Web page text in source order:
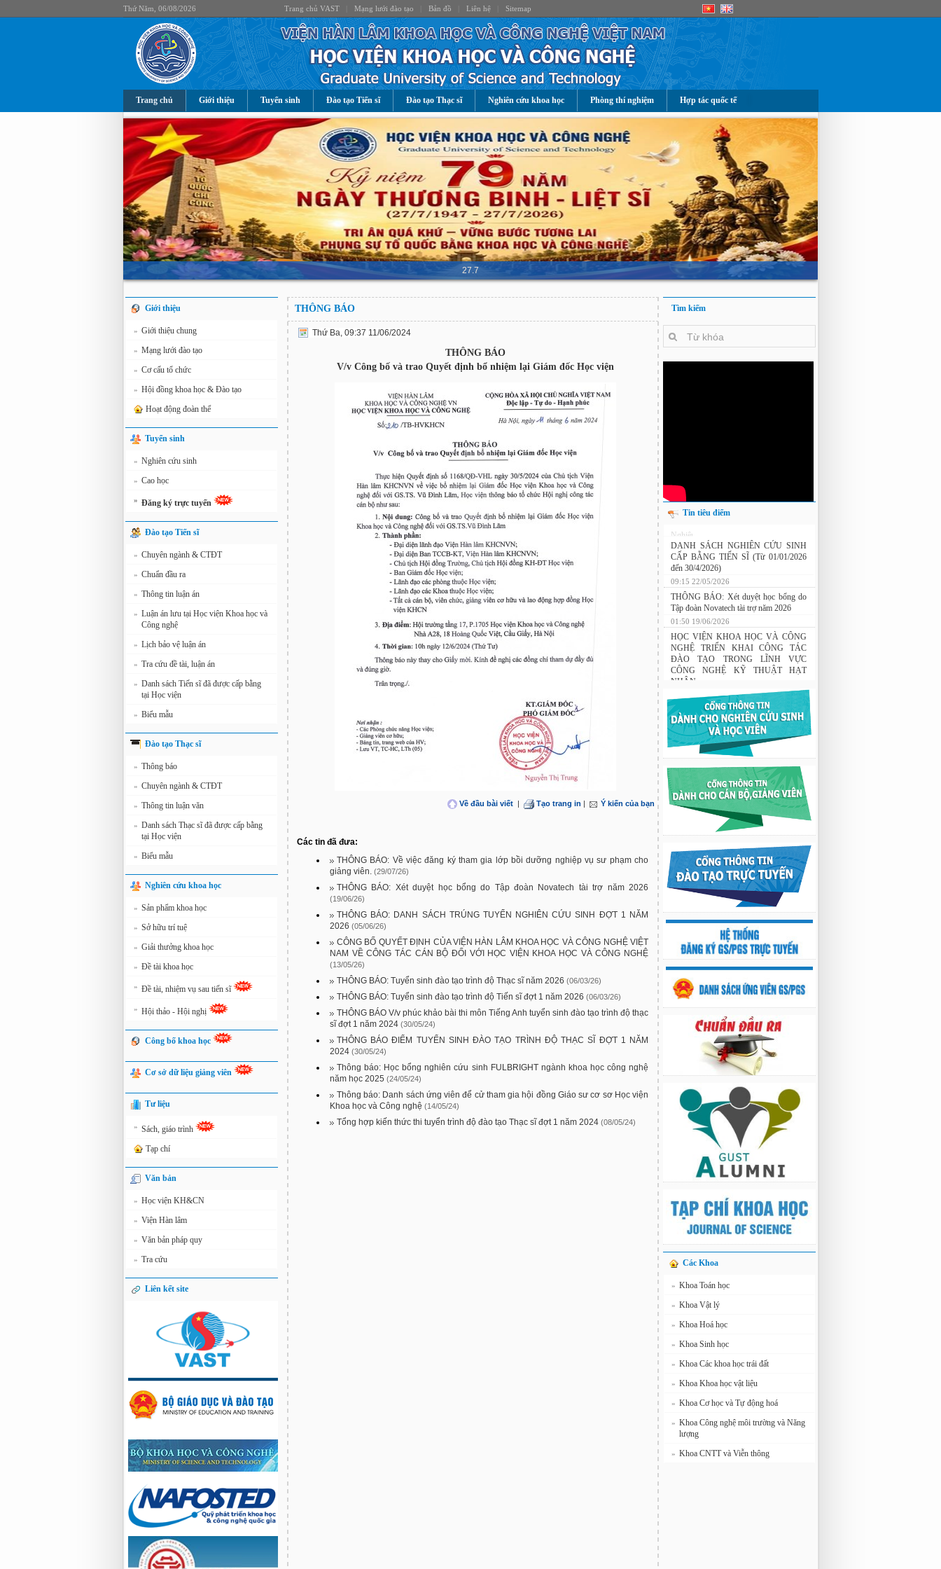
Thứ Năm, 06/08/2026 Trang chủ VAST| Mạng lưới đào tạo Bản đồ Liên hệ| Sitemap
Trang chủ Giới thiệu Tuyển sinh Đào tạo Tiến sĩ Đào tạo Thạc sĩ Nghiên cứu khoa học Phòng thí nghiệm Hợp tác quốc tế
27.7
Giới thiệu
» Giới thiệu chung
» Mạng lưới đào tạo
» Cơ cấu tổ chức
» Hội đồng khoa học & Đào tạo
Hoạt động đoàn thể
Tuyển sinh
» Nghiên cứu sinh
» Cao học
» Đăng ký trực tuyến
Đào tạo Tiến sĩ
» Chuyên ngành & CTĐT
» Chuẩn đầu ra
» Thông tin luận án
» Luận án lưu tại Học viện Khoa học và
Công nghệ
» Lịch bảo vệ luận án
» Tra cứu đề tài, luận án
» Danh sách Tiến sĩ đã được cấp bằng
tại Học viện
» Biểu mẫu
Đào tạo Thạc sĩ
» Thông báo
» Chuyên ngành & CTĐT
» Thông tin luận văn
» Danh sách Thạc sĩ đã được cấp bằng
tại Học viện
» Biểu mẫu
Nghiên cứu khoa học
» Sản phẩm khoa học
» Sở hữu trí tuệ
» Giải thưởng khoa học
» Đề tài khoa học
» Đề tài, nhiệm vụ sau tiến sĩ
» Hội thảo - Hội nghị
Công bố khoa học
Cơ sở dữ liệu giảng viên
Tư liệu
» Sách, giáo trình
Tạp chí
Văn bản
» Học viện KH&CN
» Viện Hàn lâm
» Văn bản pháp quy
» Tra cứu
Liên kết site
THÔNG BÁO
Thứ Ba, 09:37 11/06/2024
THÔNG BÁO
V/v Công bố và trao Quyết định bổ nhiệm lại Giám đốc Học viện
Về đầu bài viết | Tạo trang in | Ý kiến của bạn
Các tin đã đưa:
THÔNG BÁO: Về việc đăng ký tham gia lớp bồi dưỡng nghiệp vụ sư phạm cho
giảng viên. (29/07/26)
THÔNG BÁO: Xét duyệt học bổng do Tập đoàn Novatech tài trợ năm 2026
(19/06/26)
THÔNG BÁO: DANH SÁCH TRÚNG TUYỂN NGHIÊN CỨU SINH ĐỢT 1 NĂM
2026 (05/06/26)
CÔNG BỐ QUYẾT ĐỊNH CỦA VIỆN HÀN LÂM KHOA HỌC VÀ CÔNG NGHỆ VIỆT
NAM VỀ CÔNG TÁC CÁN BỘ ĐỐI VỚI HỌC VIỆN KHOA HỌC VÀ CÔNG NGHỆ
(13/05/26)
THÔNG BÁO: Tuyển sinh đào tạo trình độ Thạc sĩ năm 2026 (06/03/26)
THÔNG BÁO: Tuyển sinh đào tạo trình độ Tiến sĩ đợt 1 năm 2026 (06/03/26)
THÔNG BÁO V/v phúc khảo bài thi môn Tiếng Anh tuyển sinh đào tạo trình độ thạc
sĩ đợt 1 năm 2024 (30/05/24)
THÔNG BÁO ĐIỂM TUYỂN SINH ĐÀO TẠO TRÌNH ĐỘ THẠC SĨ ĐỢT 1 NĂM
2024 (30/05/24)
Thông báo: Học bổng nghiên cứu sinh FULBRIGHT ngành khoa học công nghệ
năm học 2025 (24/05/24)
Thông báo: Danh sách ứng viên để cử tham gia hội đồng Giáo sư cơ sơ Học viện
Khoa học và Công nghệ (14/05/24)
Tổng hợp kiến thức thi tuyển trình độ đào tạo Thạc sĩ đợt 1 năm 2024 (08/05/24)
Tìm kiếm
Tin tiêu điểm
Nghiên cứu chế tạo hệ thống xác định
hướng vật thể độ chính xác cao dựa trên
từ kế và vật liệu biến hóa
DANH SÁCH NGHIÊN CỨU SINH
CẤP BẰNG TIẾN SĨ (Từ 01/01/2026
đến 30/4/2026)
09:15 22/05/2026
THÔNG BÁO: Xét duyệt học bổng do
Tập đoàn Novatech tài trợ năm 2026
01:50 19/06/2026
HỌC VIỆN KHOA HỌC VÀ CÔNG
NGHỆ TRIỂN KHAI CÔNG TÁC
CÔNG NGHỆ KỸ THUẬT HẠT
NHÂN
03:41 08/07/2026
GIAO LƯU TRAO ĐỔI HỌC THUẬT
GIỮA HỌC VIỆN KHOA HỌC VÀ
CÔNG NGHỆ VỚI TRƯỜNG ĐẠI
HỌC OSAKA, TRƯỜNG TRUNG
HỌC HYOGO (NHẬT BẢN) VÀ
TRƯỜNG TRUNG HỌC PHỔ
THÔNG CHUYÊN KHOA HỌC TỰ
02:22 23/07/2026
Nghiên cứu chế tạo hệ thống xác định
hướng vật thể độ chính xác cao dựa trên
từ kế và vật liệu biến hóa
9:33 sáng thứ hai, 03/08/2026
Các Khoa
» Khoa Toán học
» Khoa Vật lý
» Khoa Hoá học
» Khoa Sinh học
» Khoa Các khoa học trái đất
» Khoa Khoa học vật liệu
» Khoa Cơ học và Tự động hoá
» Khoa Công nghệ môi trường và Năng
lượng
» Khoa CNTT và Viễn thông